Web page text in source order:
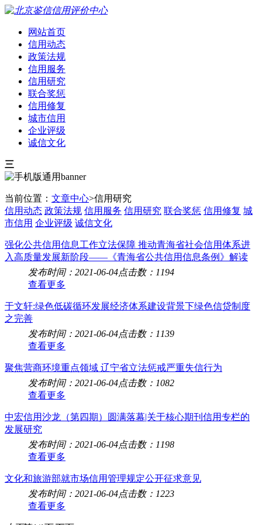
网站首页
信用动态
政策法规
信用服务
信用研究
联合奖惩
信用修复
城市信用
企业评级
诚信文化
三
当前位置： 文章中心>信用研究
信用动态 政策法规 信用服务 信用研究 联合奖惩 信用修复 城
市信用 企业评级 诚信文化
强化公共信用信息工作立法保障 推动青海省社会信用体系进
入高质量发展新阶段——《青海省公共信用信息条例》解读
发布时间：2021-06-04点击数：1194
查看更多
于文轩:绿色低碳循环发展经济体系建设背景下绿色信贷制度
之完善
发布时间：2021-06-04点击数：1139
查看更多
聚焦营商环境重点领域 辽宁省立法惩戒严重失信行为
发布时间：2021-06-04点击数：1082
查看更多
中宏信用沙龙（第四期）圆满落幕|关于核心期刊信用专栏的
发展研究
发布时间：2021-06-04点击数：1198
查看更多
文化和旅游部就市场信用管理规定公开征求意见
发布时间：2021-06-04点击数：1223
查看更多